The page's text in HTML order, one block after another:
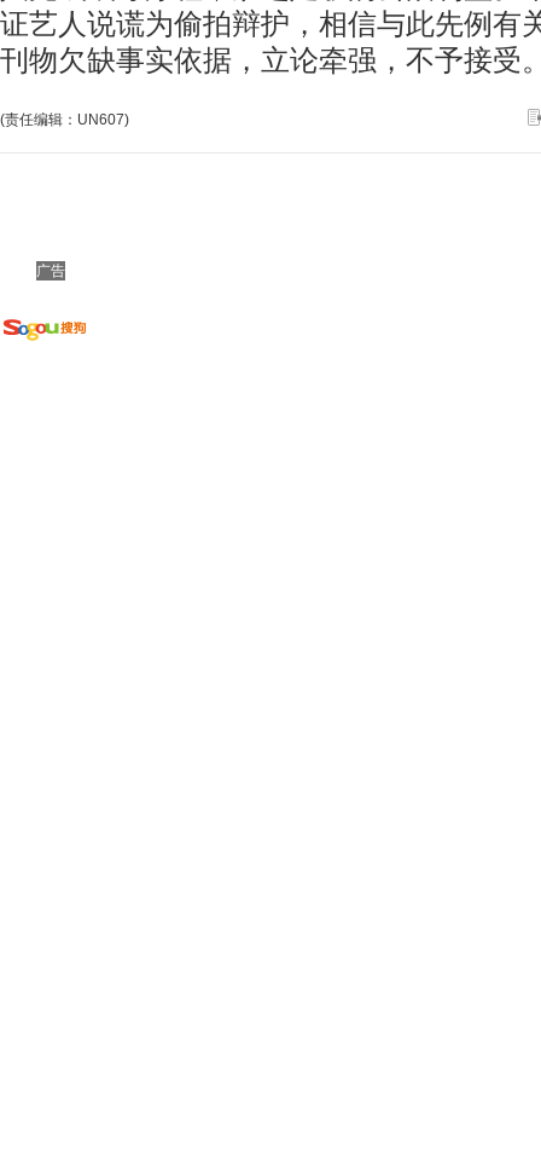
证艺人说谎为偷拍辩护，相信与此先例有
刊物欠缺事实依据，立论牵强，不予接受
(责任编辑：UN607)
广告